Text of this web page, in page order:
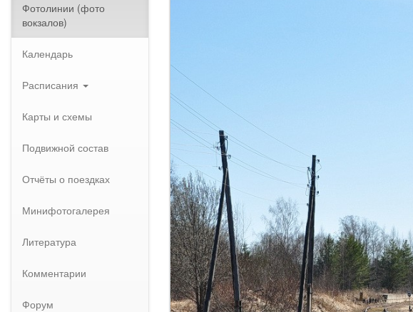
Фотолинии (фото
вокзалов)
Календарь
Расписания
Карты и схемы
Подвижной состав
Отчёты о поездках
Минифотогалерея
Литература
Комментарии
Форум